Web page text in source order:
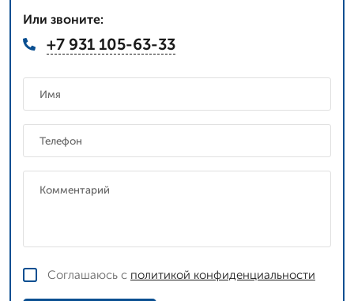
Или звоните:
+7 931 105-63-33
Соглашаюсь с политикой конфиденциальности